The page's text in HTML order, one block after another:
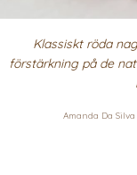
Klassiskt röda
förstärkning på de
Amanda Da Silva